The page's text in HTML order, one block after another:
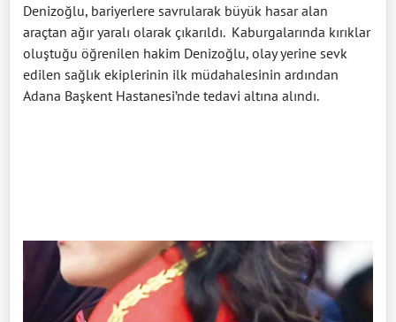
Denizoğlu, bariyerlere savrularak büyük hasar alan
araçtan ağır yaralı olarak çıkarıldı. Kaburgalarında kırıklar
oluştuğu öğrenilen hakim Denizoğlu, olay yerine sevk
edilen sağlık ekiplerinin ilk müdahalesinin ardından
Adana Başkent Hastanesi’nde tedavi altına alındı.